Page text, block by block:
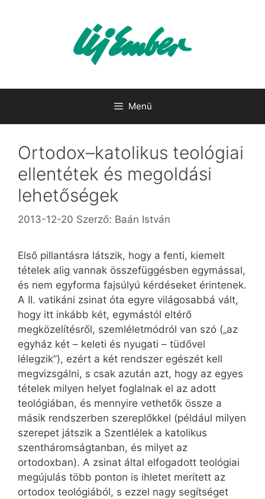
Menü
Ortodox–katolikus teológiai
ellentétek és megoldási
lehetőségek
2013-12-20 Szerző: Baán István
Első pillantásra látszik, hogy a fenti, kiemelt
tételek alig vannak összefüggésben egymással,
és nem egyforma fajsúlyú kérdéseket érintenek.
A II. vatikáni zsinat óta egyre világosabbá vált,
hogy itt inkább két, egymástól eltérő
megközelítésről, szemléletmódról van szó („az
egyház két – keleti és nyugati – tüdővel
lélegzik”), ezért a két rendszer egészét kell
megvizsgálni, s csak azután azt, hogy az egyes
tételek milyen helyet foglalnak el az adott
teológiában, és mennyire vethetők össze a
másik rendszerben szereplőkkel (például milyen
szerepet játszik a Szentlélek a katolikus
szentháromságtanban, és milyet az
ortodoxban). A zsinat által elfogadott teológiai
megújulás több ponton is ihletet merített az
ortodox teológiából, s ezzel nagy segítséget